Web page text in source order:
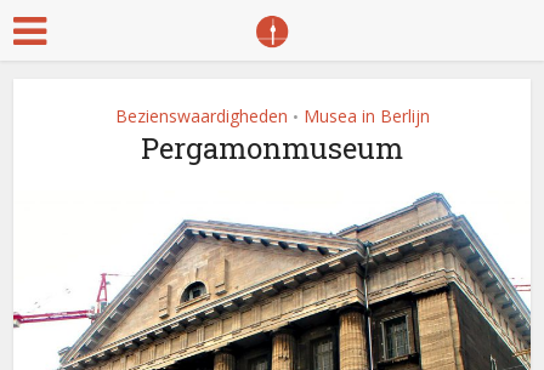
Bezienswaardigheden • Musea in Berlijn
Pergamonmuseum